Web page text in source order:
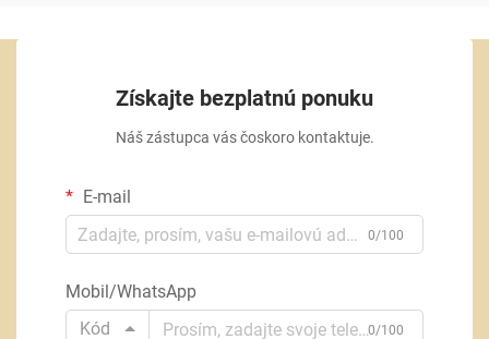
Získajte bezplatnú ponuku
Náš zástupca vás čoskoro kontaktuje.
E-mail
0/100
Mobil/WhatsApp
Kód
0/100